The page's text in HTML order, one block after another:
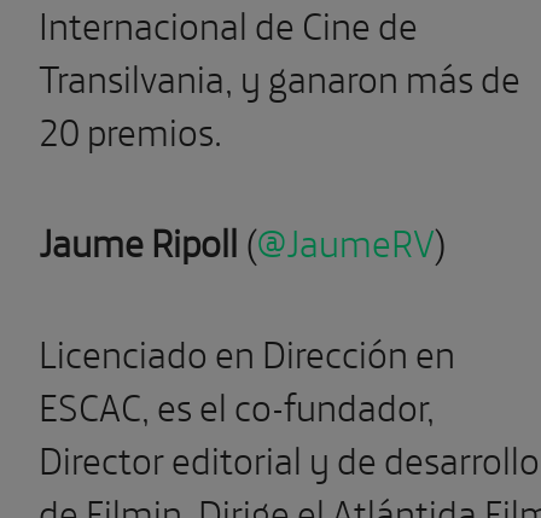
Internacional de Cine de
Transilvania, y ganaron más de
20 premios.
Jaume Ripoll(@JaumeRV)
Licenciado en Dirección en
ESCAC, es el co-fundador,
Director editorial y de desarrollo